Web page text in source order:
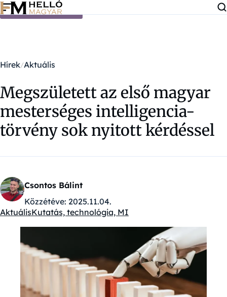
Ugrás a tartalomra
Hírek Aktuális
Megszületett az első magyar
mesterséges intelligencia-
törvény sok nyitott kérdéssel
Csontos Bálint
Közzétéve: 2025.11.04.
Kategóriák:
AktuálisKutatás, technológia, MI